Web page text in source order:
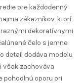
pre každodenný
zákazníkov, ktorí
dekoratívnymi
čelo s jemne
detail dodáva modelu
však zachováva
pohodlnú oporu pri